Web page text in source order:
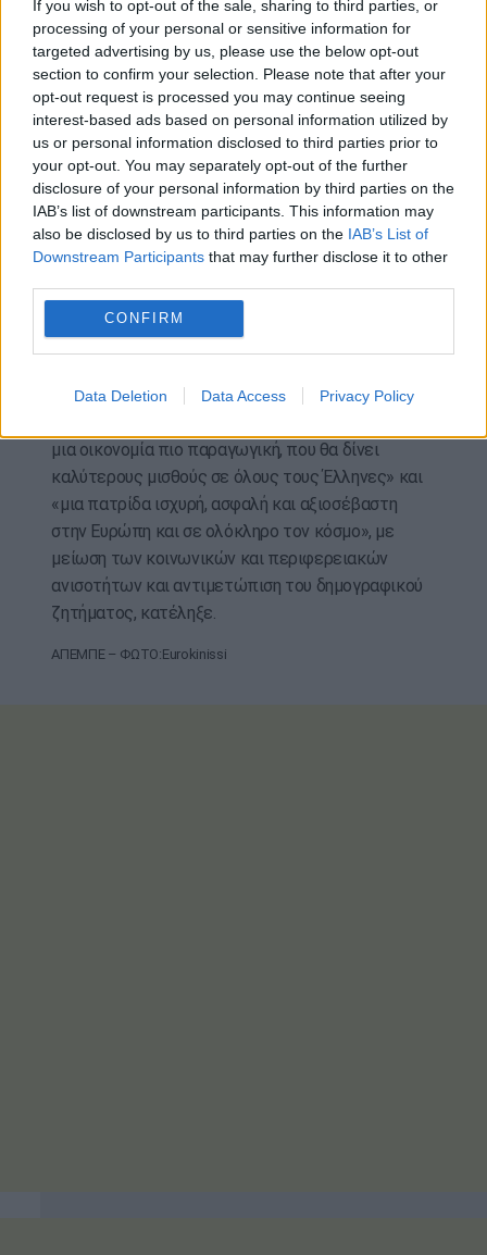
If you wish to opt-out of the sale, sharing to third parties, or
processing of your personal or sensitive information for
targeted advertising by us, please use the below opt-out
section to confirm your selection. Please note that after your
opt-out request is processed you may continue seeing
interest-based ads based on personal information utilized by
us or personal information disclosed to third parties prior to
your opt-out. You may separately opt-out of the further
disclosure of your personal information by third parties on the
IAB’s list of downstream participants. This information may
also be disclosed by us to third parties on the IAB’s List of
Downstream Participants that may further disclose it to other
CONFIRM
Data Deletion Data Access Privacy Policy
σχέση του με το παρελθόν να τα πει ξεκάθαρα
στον ελληνικό λαό. Με τόλμη και με θάρρος να
αναλάβει την ευθύνη του, να παραδεχτεί τα λάθη
του. Αλλά αυτό δεν το κάνει ο κ. Τσίπρας», τόνισε.
Κλείνοντας, ο κ. Θεοδωρικάκος υπογράμμισε ότι η
Νέα Δημοκρατία εργάζεται για να διευρύνει
περαιτέρω την κοινωνική της βάση, σε μια
πλατφόρμα προόδου και ασφάλειας για τα
επόμενα τέσσερα χρόνια, σε αντίθεση με την
αντιπολίτευση. «Εκείνοι στην εσωστρέφειά τους,
εμείς στη σκληρή δουλειά για την κοινωνία, με την
κοινωνία. Για να πετύχουμε καλύτερα
ξαναεμπιστευτούν οι Έλληνες», ανέφερε. «Το
μια οικονομία πιο παραγωγική, που θα δίνει
καλύτερους μισθούς σε όλους τους Έλληνες» και
«μια πατρίδα ισχυρή, ασφαλή και αξιοσέβαστη
στην Ευρώπη και σε ολόκληρο τον κόσμο», με
μείωση των κοινωνικών και περιφερειακών
ανισοτήτων και αντιμετώπιση του δημογραφικού
ζητήματος, κατέληξε.
ΑΠΕΜΠΕ – ΦΩΤΟ:Eurokinissi